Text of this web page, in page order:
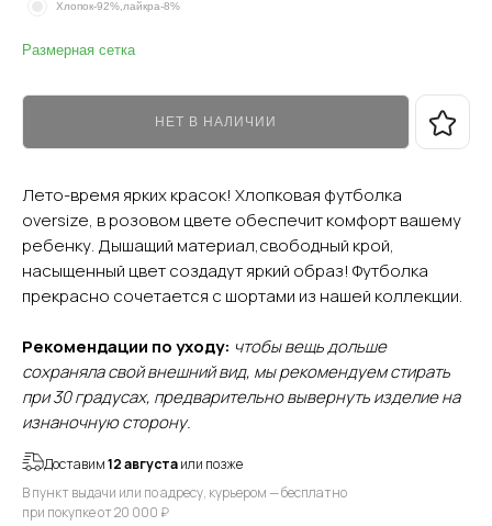
Хлопок-92%,лайкра-8%
Размерная сетка
НЕТ В НАЛИЧИИ
Лето-время ярких красок! Хлопковая футболка
oversize, в розовом цвете обеспечит комфорт вашему
ребенку. Дышащий материал,свободный крой,
насыщенный цвет создадут яркий образ! Футболка
прекрасно сочетается с шортами из нашей коллекции.
Рекомендации по уходу: чтобы вещь дольше
сохраняла свой внешний вид, мы рекомендуем стирать
при 30 градусах, предварительно вывернуть изделие на
изнаночную сторону.
Доставим12 августаили позже
В пункт выдачи или по адресу, курьером — бесплатно
при покупке от 20 000 ₽